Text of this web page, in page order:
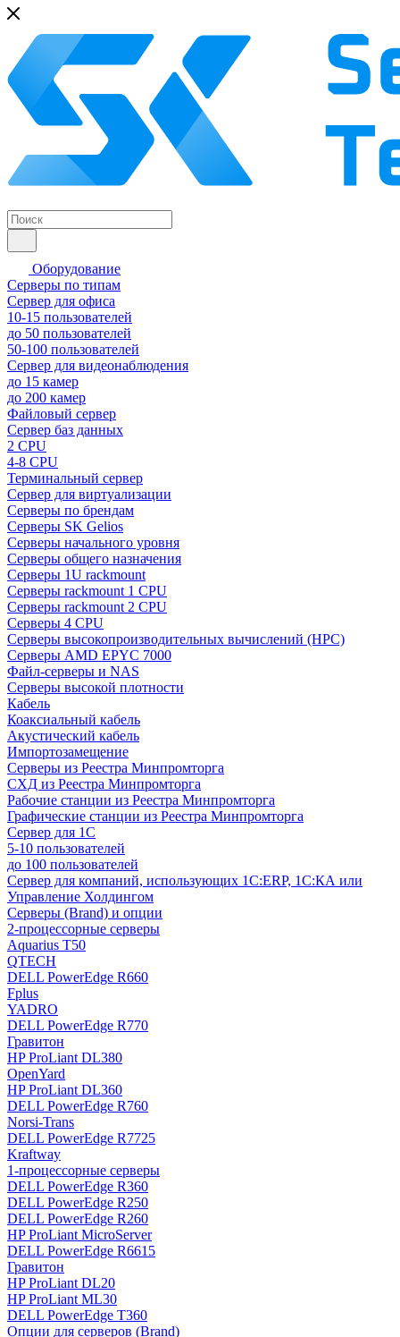
Оборудование
Серверы по типам
Сервер для офиса
10-15 пользователей
до 50 пользователей
50-100 пользователей
Сервер для видеонаблюдения
до 15 камер
до 200 камер
Файловый сервер
Сервер баз данных
2 CPU
4-8 CPU
Терминальный сервер
Сервер для виртуализации
Серверы по брендам
Серверы SK Gelios
Серверы начального уровня
Серверы общего назначения
Серверы 1U rackmount
Серверы rackmount 1 CPU
Серверы rackmount 2 CPU
Серверы 4 CPU
Серверы высокопроизводительных вычислений (HPC)
Серверы AMD EPYC 7000
Файл-серверы и NAS
Серверы высокой плотности
Кабель
Коаксиальный кабель
Акустический кабель
Импортозамещение
Серверы из Реестра Минпромторга
СХД из Реестра Минпромторга
Рабочие станции из Реестра Минпромторга
Графические станции из Реестра Минпромторга
Сервер для 1С
5-10 пользователей
до 100 пользователей
Сервер для компаний, использующих 1C:ERP, 1С:КА или
Управление Холдингом
Серверы (Brand) и опции
2-процессорные серверы
Aquarius T50
QTECH
DELL PowerEdge R660
Fplus
YADRO
DELL PowerEdge R770
Гравитон
HP ProLiant DL380
OpenYard
HP ProLiant DL360
DELL PowerEdge R760
Norsi-Trans
DELL PowerEdge R7725
Kraftway
1-процессорные серверы
DELL PowerEdge R360
DELL PowerEdge R250
DELL PowerEdge R260
HP ProLiant MicroServer
DELL PowerEdge R6615
Гравитон
HP ProLiant DL20
HP ProLiant ML30
DELL PowerEdge T360
Опции для серверов (Brand)